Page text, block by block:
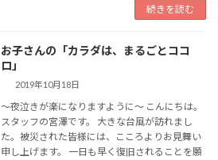
続きを読む
お子さんの「カラダは、まるごとココ
ロ」
2019年10月18日
～夜泣きが楽になりますように～ こんにちは。
スタッフの宮澤です。 大きな台風が訪れまし
た。被災された皆様には、こころよりお見舞い
申し上げます。 一日も早く復旧されることを願